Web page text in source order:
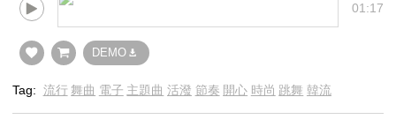
01:17
DEMO
Tag: 流行 舞曲 電子 主題曲 活潑 節奏 開心 時尚 跳舞 韓流